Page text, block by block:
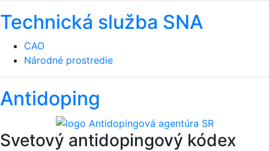
Technická služba SNA
CAO
Národné prostredie
Antidoping
Svetový antidopingový kódex